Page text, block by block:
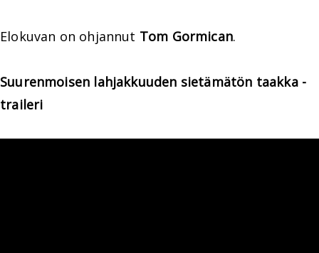
Elokuvan on ohjannut Tom Gormican.
Suurenmoisen lahjakkuuden sietämätön taakka -
traileri